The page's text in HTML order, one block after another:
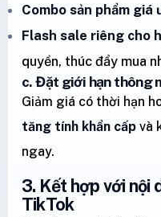
Combo sản phẩm giá
Flash sale riêng cho
quyền, thúc đẩy mua
c. Đặt giới hạn thông
Giảm giá có thời hạn
tăng tính khẩn cấp và
ngay.
3. Kết hợp với nội
TikTok